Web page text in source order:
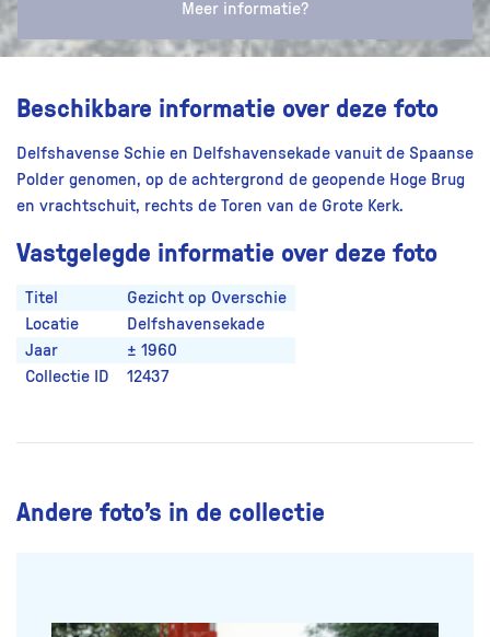
Meer informatie?
Beschikbare informatie over deze foto
Delfshavense Schie en Delfshavensekade vanuit de Spaanse
Polder genomen, op de achtergrond de geopende Hoge Brug
en vrachtschuit, rechts de Toren van de Grote Kerk.
Vastgelegde informatie over deze foto
Titel
Gezicht op Overschie
Locatie
Delfshavensekade
Jaar
± 1960
Collectie ID
12437
Andere foto’s in de collectie